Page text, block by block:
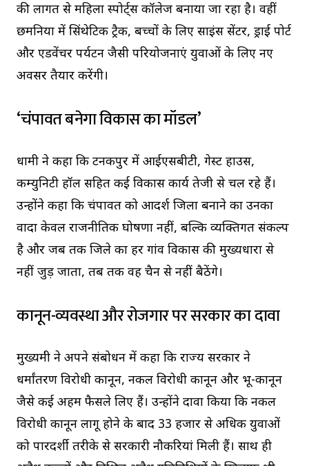
की लागत से महिला स्पोर्ट्स कॉलेज बनाया जा रहा है। वहीं
छमनिया में सिंथेटिक ट्रैक, बच्चों के लिए साइंस सेंटर, ड्राई पोर्ट
और एडवेंचर पर्यटन जैसी परियोजनाएं युवाओं के लिए नए
अवसर तैयार करेंगी।
‘चंपावत बनेगा विकास का मॉडल’
धामी ने कहा कि टनकपुर में आईएसबीटी, गेस्ट हाउस,
कम्युनिटी हॉल सहित कई विकास कार्य तेजी से चल रहे हैं।
उन्होंने कहा कि चंपावत को आदर्श जिला बनाने का उनका
वादा केवल राजनीतिक घोषणा नहीं, बल्कि व्यक्तिगत संकल्प
है और जब तक जिले का हर गांव विकास की मुख्यधारा से
नहीं जुड़ जाता, तब तक वह चैन से नहीं बैठेंगे।
कानून-व्यवस्था और रोजगार पर सरकार का दावा
मुख्यमंत्री ने अपने संबोधन में कहा कि राज्य सरकार ने
धर्मांतरण विरोधी कानून, नकल विरोधी कानून और भू-कानून
जैसे कई अहम फैसले लिए हैं। उन्होंने दावा किया कि नकल
विरोधी कानून लागू होने के बाद 33 हजार से अधिक युवाओं
को पारदर्शी तरीके से सरकारी नौकरियां मिली हैं। साथ ही